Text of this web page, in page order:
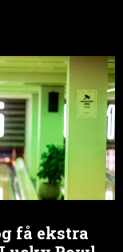
få ekstra